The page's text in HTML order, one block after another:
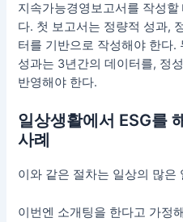
지속가능경영보고서를 작성
다. 첫 보고서는 정량적 성과,
터를 기반으로 작성해야 한다.
성과는 3년간의 데이터를, 정
반영해야 한다.
일상생활에서 ESG를
사례
이와 같은 절차는 일상의 많은
이번엔 소개팅을 한다고 가정